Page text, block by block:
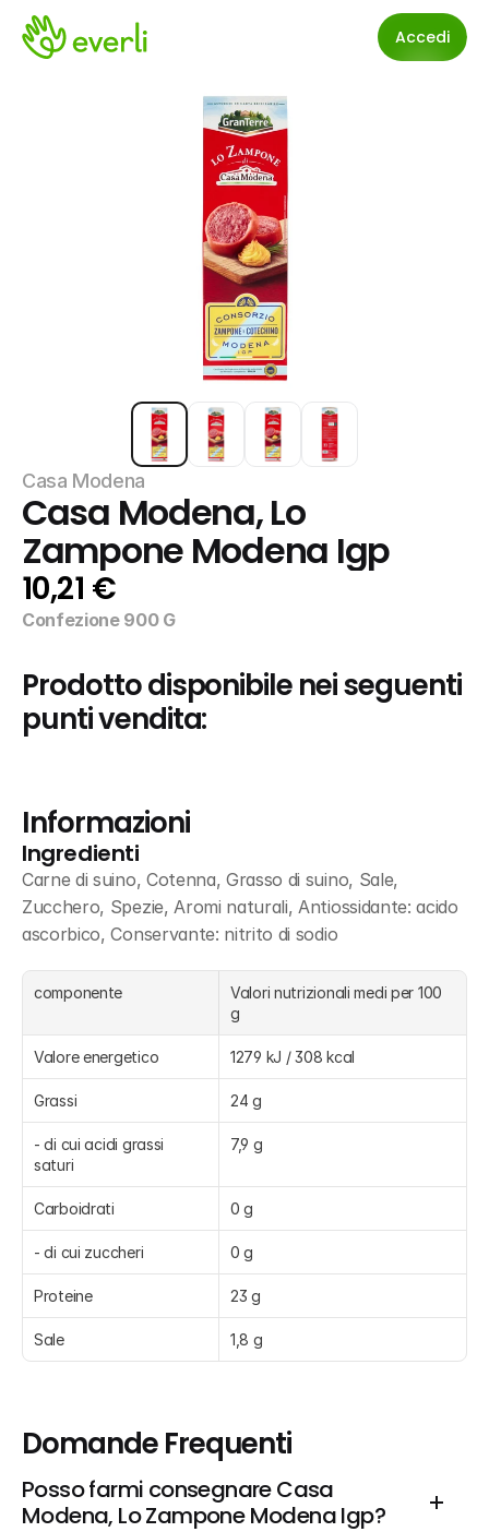
Accedi
Casa Modena
Casa Modena, Lo
Zampone Modena Igp
10,21 €
Confezione 900 G
Prodotto disponibile nei seguenti
punti vendita:
Informazioni
Ingredienti
Carne di suino, Cotenna, Grasso di suino, Sale,
Zucchero, Spezie, Aromi naturali, Antiossidante: acido
ascorbico, Conservante: nitrito di sodio
componente
Valori nutrizionali medi per 100
g
Valore energetico 1279 kJ / 308 kcal
Grassi 24 g
- di cui acidi grassi
saturi
7,9 g
Carboidrati 0 g
- di cui zuccheri 0 g
Proteine 23 g
Sale 1,8 g
Domande Frequenti
Posso farmi consegnare Casa
Modena, Lo Zampone Modena Igp?